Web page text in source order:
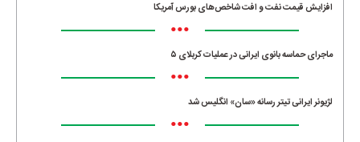
افزایش قیمت نفت و افت شاخص‌های بورس آمریکا
•••
ماجرای حماسه‌ بانوی ایرانی در عملیات کربلای ۵
•••
لژیونر ایرانی تیتر رسانه «سان» انگلیس شد
•••